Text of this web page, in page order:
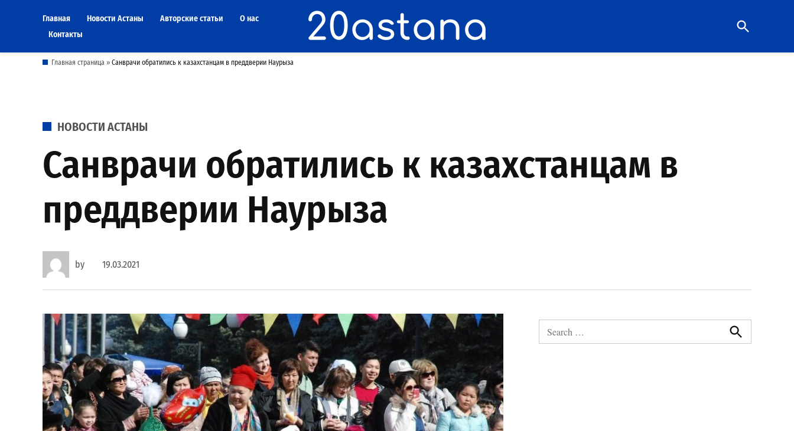
Главная Новости Астаны Авторские статьи
О нас
Контакты
Open
Search
Главная страница » Санврачи обратились к казахстанцам в преддверии Наурыза
POSTED
НОВОСТИ АСТАНЫ
Санврачи обратились к казахстанцам в
преддверии Наурыза
by 19.03.2021
Search
for:
Search